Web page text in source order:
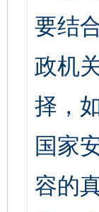
要结
政机
择，
国家
容的